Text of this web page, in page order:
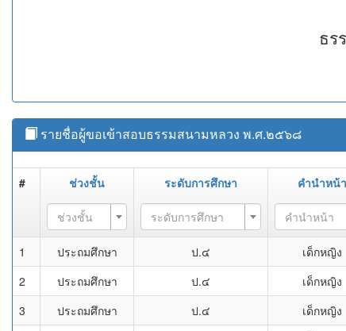
ธร
รายชื่อผู้ขอเข้าสอบธรรมสนามหลวง พ.ศ.๒๕๖๘
# ช่วงชั้น ระดับการศึกษา คำนำหน้า
ช่วงชั้น ระดับการศึกษา คำนำหน้า
1 ประถมศึกษา ป.๔ เด็กหญิง
2
ประถมศึกษา ป.๔ เด็กหญิง
3
ประถมศึกษา ป.๔ เด็กหญิง